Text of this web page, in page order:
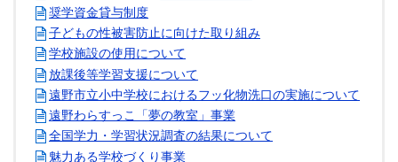
奨学資金貸与制度
子どもの性被害防止に向けた取り組み
学校施設の使用について
放課後等学習支援について
遠野市立小中学校におけるフッ化物洗口の実施について
遠野わらすっこ「夢の教室」事業
全国学力・学習状況調査の結果について
魅力ある学校づくり事業